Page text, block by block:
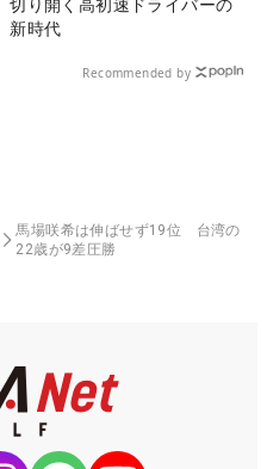
新時代
Recommended by
馬場咲希は伸ばせず19位 台湾の
22歳が9差圧勝